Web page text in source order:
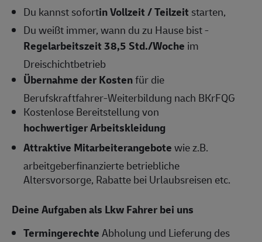
Du kannst sofortin Vollzeit / Teilzeit starten,
Du weißt immer, wann du zu Hause bist -
Regelarbeitszeit 38,5 Std./Woche im
Dreischichtbetrieb
Übernahme der Kostenfür die
Berufskraftfahrer-Weiterbildung nach BKrFQG
Kostenlose Bereitstellung von
hochwertiger Arbeitskleidung
Attraktive Mitarbeiterangebotewie z.B.
arbeitgeberfinanzierte betriebliche
Altersvorsorge, Rabatte bei Urlaubsreisen etc.
Deine Aufgaben als Lkw Fahrer bei uns
TermingerechteAbholung und Lieferung des